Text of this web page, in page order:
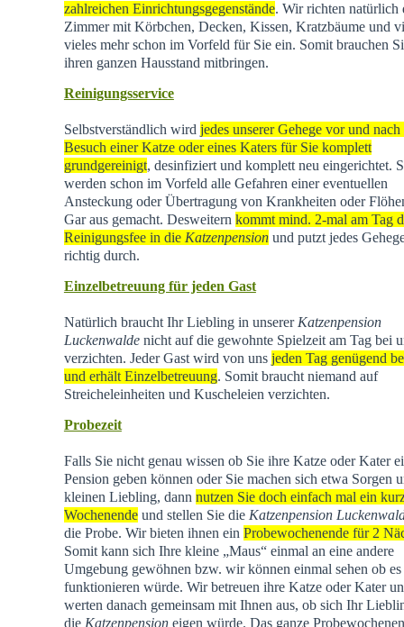
zahlreichen Einrichtungsgegenstände. Wir richten natürlich
Zimmer mit Körbchen, Decken, Kissen, Kratzbäume und
vieles mehr schon im Vorfeld für Sie ein. Somit brauchen
ihren ganzen Hausstand mitbringen.
Reinigungsservice
Selbstverständlich wird jedes unserer Gehege vor und nach
Besuch einer Katze oder eines Katers für Sie komplett
grundgereinigt, desinfiziert und komplett neu eingerichtet.
werden schon im Vorfeld alle Gefahren einer eventuellen
Ansteckung oder Übertragung von Krankheiten oder
Gar aus gemacht. Desweitern kommt mind. 2-mal am Tag
Reinigungsfee in die Katzenpensionund putzt jedes
richtig durch.
Einzelbetreuung für jeden Gast
Natürlich braucht Ihr Liebling in unserer Katzenpension
Luckenwaldenicht auf die gewohnte Spielzeit am Tag bei
verzichten. Jeder Gast wird von uns jeden Tag genügend
und erhält Einzelbetreuung. Somit braucht niemand auf
Streicheleinheiten und Kuscheleien verzichten.
Probezeit
Falls Sie nicht genau wissen ob Sie ihre Katze oder Kater
Pension geben können oder Sie machen sich etwa Sorgen
kleinen Liebling, dann nutzen Sie doch einfach mal ein
Wochenendeund stellen Sie die Katzenpension
die Probe. Wir bieten ihnen ein Probewochenende für 2
Somit kann sich Ihre kleine „Maus“ einmal an eine andere
Umgebung gewöhnen bzw. wir können einmal sehen ob es
funktionieren würde. Wir betreuen ihre Katze oder Kater
werten danach gemeinsam mit Ihnen aus, ob sich Ihr
die Katzenpensioneigen würde. Das ganze